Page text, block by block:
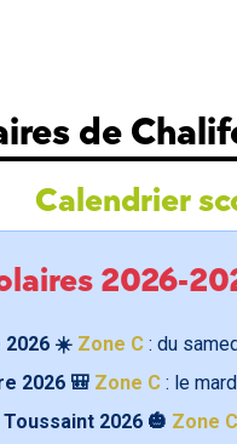
de
Calendrier
2026-
2026 ☀️ Zone C: du
2026 🎒 Zone C: le
2026 🎃 Zone C